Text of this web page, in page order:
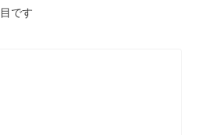
です